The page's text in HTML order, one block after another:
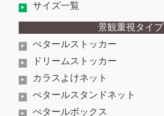
サイズ一覧
景観重視タイプ
ぺタールストッカー
ドリームストッカー
カラスよけネット
ぺタールスタンドネット
ぺタールボックス